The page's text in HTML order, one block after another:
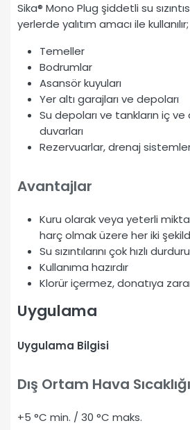
Sika® Mono Plug şiddetli su
yerlerde yalıtım amacı ile kullanılır;
Temeller
Bodrumlar
Asansör kuyuları
Yer altı garajları ve depoları
Su depoları ve tankların iç
duvarları
Rezervuarlar, drenaj
Avantajlar
Kuru olarak veya yeterli
harç olmak üzere her iki
Su sızıntılarını çok hızlı
Kullanıma hazırdır
Klorür içermez, donatıya
Uygulama
Uygulama Bilgisi
Dış Ortam Hava Sıcaklığı
+5 °C min. / 30 °C maks.